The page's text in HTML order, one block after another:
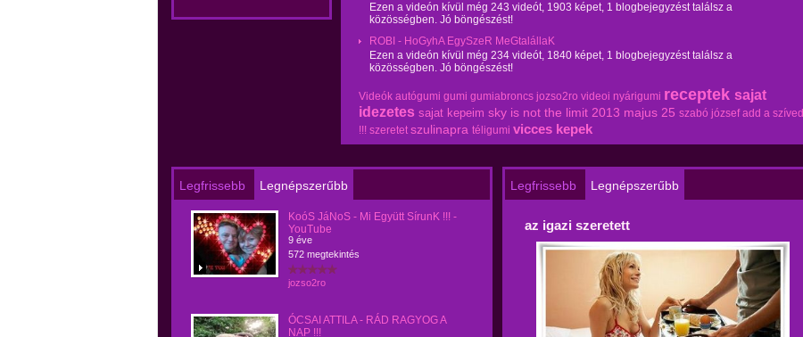
Ezen a videón kívül még 243 videót, 1903 képet, 1 blogbejegyzést találsz a
közösségben. Jó böngészést!
ROBI - HoGyhA EgySzeR MeGtalállaK
Ezen a videón kívül még 234 videót, 1840 képet, 1 blogbejegyzést találsz a
közösségben. Jó böngészést!
Videók autógumi gumi gumiabroncs jozso2ro videoi nyárigumi receptek sajat
idezetes sajat kepeim sky is not the limit 2013 majus 25 szabó józsef add a szíved
!!! szeretet szulinapra téligumi vicces kepek
Legfrissebb Legnépszerűbb
KoóS JáNoS - Mi Együtt SírunK !!! -
YouTube
9 éve
572 megtekintés
jozso2ro
ÓCSAI ATTILA - RÁD RAGYOG A
NAP !!!
Legfrissebb Legnépszerűbb
az igazi szeretett